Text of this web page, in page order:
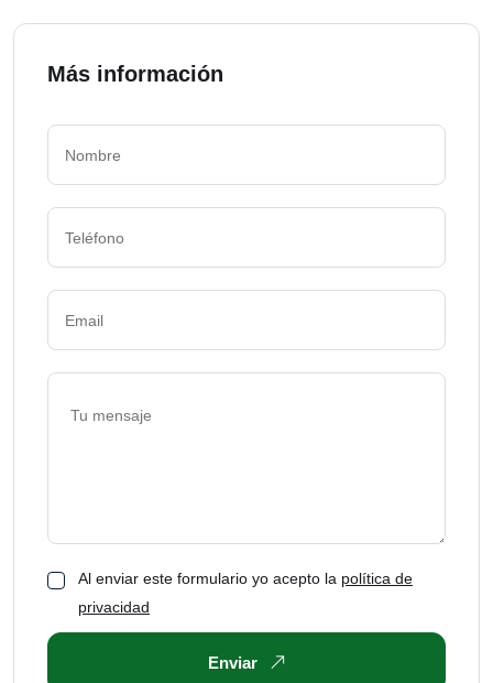
Más información
Al enviar este formulario yo acepto la política de
privacidad
Enviar